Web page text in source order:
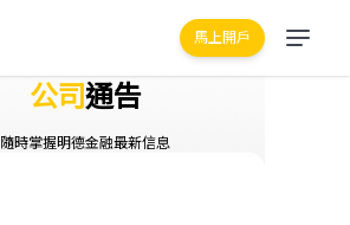
馬上開戶
公司通告
隨時掌握明德金融最新信息